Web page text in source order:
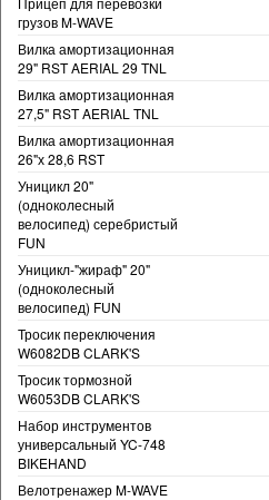
грузов M-WAVE
Вилка амортизационная
29" RST AERIAL 29 TNL
Вилка амортизационная
27,5" RST AERIAL TNL
Вилка амортизационная
26"х 28,6 RST
Уницикл 20"
(одноколесный
велосипед) серебристый
FUN
Уницикл-"жираф" 20"
(одноколесный
велосипед) FUN
Тросик переключения
W6082DB CLARK'S
Тросик тормозной
W6053DB CLARK'S
Набор инструментов
универсальный YC-748
BIKEHAND
Велотренажер M-WAVE